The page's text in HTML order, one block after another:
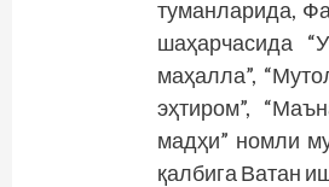
туманларида,
шаҳарчасида
маҳалла”,
эҳтиром”,
мадҳи” номли
қалбига Ватан